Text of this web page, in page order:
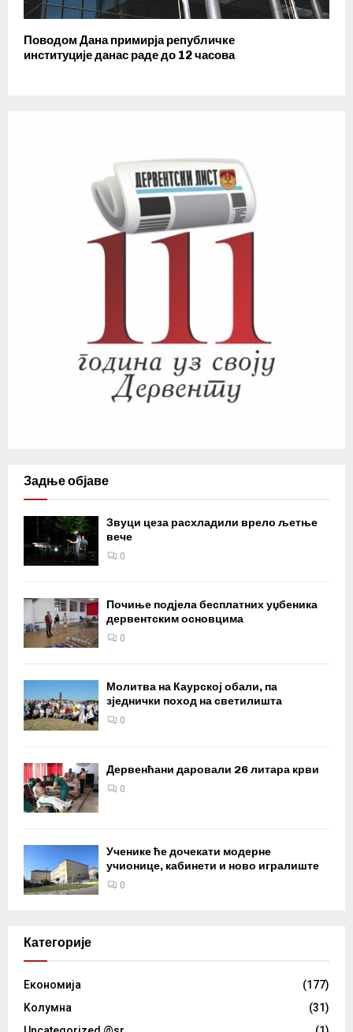
Поводом Дана примирја републичке
институције данас раде до 12 часова
Задње објаве
Звуци цеза расхладили врело љетње
вече
0
Почиње подјела бесплатних уџбеника
дервентским основцима
0
Молитва на Каурској обали, па
зједнички поход на светилишта
0
Дервенћани даровали 26 литара крви
0
Ученике ће дочекати модерне
учионице, кабинети и ново игралиште
0
Категорије
Eкономија
(177)
Kолумнa
(31)